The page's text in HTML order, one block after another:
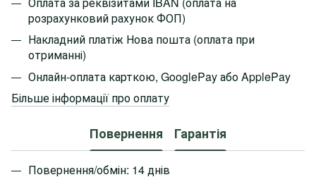
розрахунковий рахунок ФОП)
Накладний платіж Нова пошта (оплата при
отриманні)
Онлайн-оплата карткою, GooglePay або ApplePay
Більше інформації про оплату
Повернення Гарантія
Повернення/обмін: 14 днів